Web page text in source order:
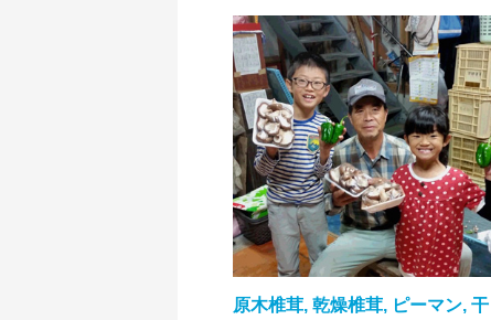
にんにくにとって過酷な環境で
ある粒状の素材を敷いた苗床
に、にんにくの粒を一粒ずつ丁
寧に植えて育てます。
よくある水耕栽培で育てたにん
にくより甘味が強く美味しいと
評判です。
原木椎茸, 乾燥椎茸, ピーマン, 干